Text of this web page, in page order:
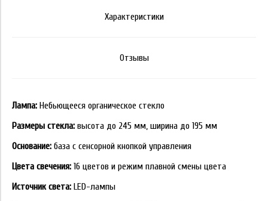
Характеристики
Отзывы
Лампа: Небьющееся органическое стекло
Размеры стекла: высота до 245 мм, ширина до 195 мм
Основание: база с сенсорной кнопкой управления
Цвета свечения: 16 цветов и режим плавной смены цвета
Источник света: LED-лампы